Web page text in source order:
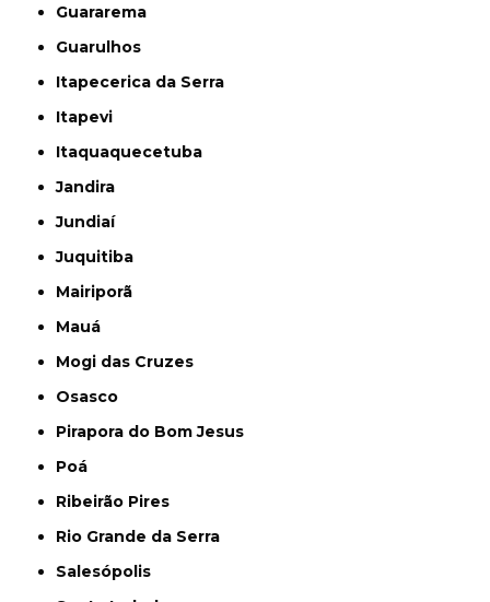
Guararema
Guarulhos
Itapecerica da Serra
Itapevi
Itaquaquecetuba
Jandira
Jundiaí
Juquitiba
Mairiporã
Mauá
Mogi das Cruzes
Osasco
Pirapora do Bom Jesus
Poá
Ribeirão Pires
Rio Grande da Serra
Salesópolis